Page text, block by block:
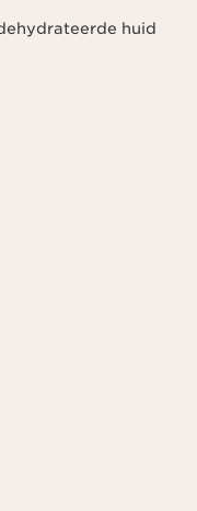
huid